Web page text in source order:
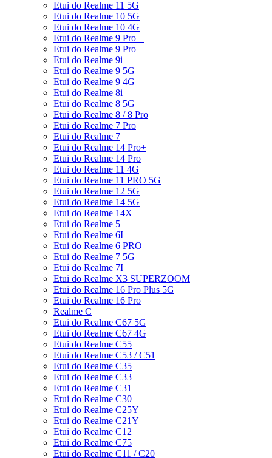
Etui do Realme 11 5G
Etui do Realme 10 5G
Etui do Realme 10 4G
Etui do Realme 9 Pro +
Etui do Realme 9 Pro
Etui do Realme 9i
Etui do Realme 9 5G
Etui do Realme 9 4G
Etui do Realme 8i
Etui do Realme 8 5G
Etui do Realme 8 / 8 Pro
Etui do Realme 7 Pro
Etui do Realme 7
Etui do Realme 14 Pro+
Etui do Realme 14 Pro
Etui do Realme 11 4G
Etui do Realme 11 PRO 5G
Etui do Realme 12 5G
Etui do Realme 14 5G
Etui do Realme 14X
Etui do Realme 5
Etui do Realme 6I
Etui do Realme 6 PRO
Etui do Realme 7 5G
Etui do Realme 7I
Etui do Realme X3 SUPERZOOM
Etui do Realme 16 Pro Plus 5G
Etui do Realme 16 Pro
Realme C
Etui do Realme C67 5G
Etui do Realme C67 4G
Etui do Realme C55
Etui do Realme C53 / C51
Etui do Realme C35
Etui do Realme C33
Etui do Realme C31
Etui do Realme C30
Etui do Realme C25Y
Etui do Realme C21Y
Etui do Realme C12
Etui do Realme C75
Etui do Realme C11 / C20